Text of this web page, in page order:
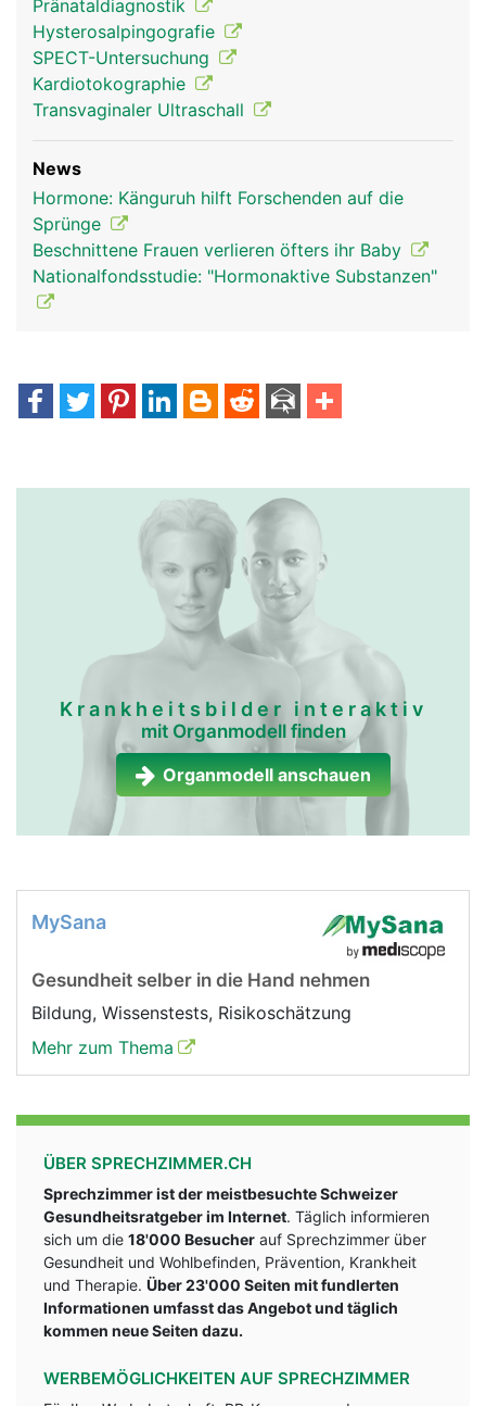
Pränataldiagnostik
Hysterosalpingografie
SPECT-Untersuchung
Kardiotokographie
Transvaginaler Ultraschall
News
Hormone: Känguruh hilft Forschenden auf die
Sprünge
Beschnittene Frauen verlieren öfters ihr Baby
Nationalfondsstudie: "Hormonaktive Substanzen"
Krankheitsbilder interaktiv
mit Organmodell finden
Organmodell anschauen
MySana
Gesundheit selber in die Hand nehmen
Bildung, Wissenstests, Risikoschätzung
Mehr zum Thema
ÜBER SPRECHZIMMER.CH
Sprechzimmer ist der meistbesuchte Schweizer
Gesundheitsratgeber im Internet. Täglich informieren
sich um die 18'000 Besucher auf Sprechzimmer über
Gesundheit und Wohlbefinden, Prävention, Krankheit
und Therapie. Über 23'000 Seiten mit fundlerten
Informationen umfasst das Angebot und täglich
kommen neue Seiten dazu.
WERBEMÖGLICHKEITEN AUF SPRECHZIMMER